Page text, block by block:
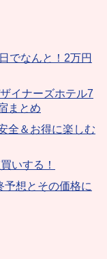
でなんと！2万円
イナーズホテル7
まとめ
全＆お得に楽しむ
いする！
予想とその価格に